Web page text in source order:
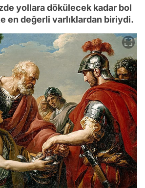
yollara dökülecek kadar bol
en değerli varlıklardan biriydi.